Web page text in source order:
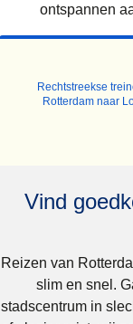
ontspannen
Rechtstreekse
Rotterdam naar
Vind
Reizen van
slim en snel.
stadscentrum in